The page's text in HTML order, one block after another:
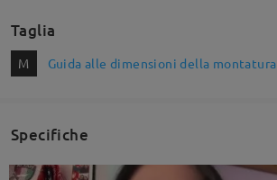
Taglia
M Guida alle dimensioni della montatura
Specifiche